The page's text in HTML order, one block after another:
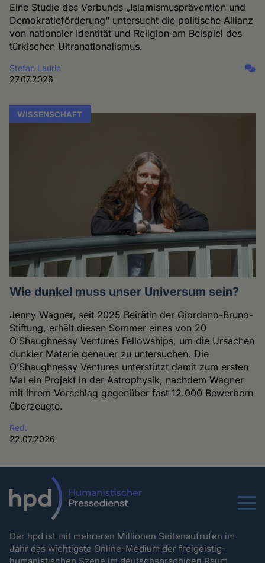
Eine Studie des Verbunds „Islamismusprävention und
Demokratieförderung“ untersucht die politische Allianz
von nationaler Identität und Religion am Beispiel des
türkischen Ultranationalismus.
Stefan Laurin
27.07.2026
WISSENSCHAFT
Wie dunkel muss unser Universum sein?
Jenny Wagner, seit 2025 Beirätin der Giordano-Bruno-
Stiftung, erhält diesen Sommer eines von 20
O’Shaughnessy Ventures Fellowships, um die Ursachen
dunkler Materie genauer zu untersuchen. Die
O’Shaughnessy Ventures unterstützt damit zum ersten
Mal ein Projekt in der Astrophysik, nachdem Wagner
mit ihrem Vorschlag gegenüber fast 12.000 Bewerbern
überzeugte.
Red.
22.07.2026
Menu
Der hpd ist mit mehreren Millionen Seitenaufrufen im
Jahr das wichtigste Online-Medium der freigeistig-